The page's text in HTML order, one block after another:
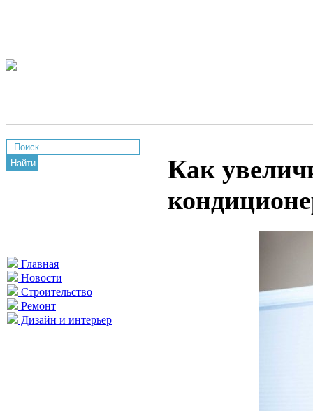
Найти
Главная
Новости
Строительство
Ремонт
Дизайн и интерьер
Как